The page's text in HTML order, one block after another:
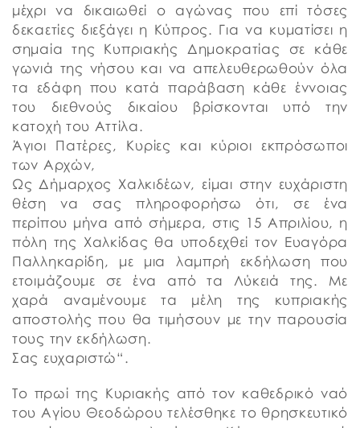
μέχρι να δικαιωθεί ο αγώνας που επί τόσες
δεκαετίες διεξάγει η Κύπρος. Για να κυματίσει η
σημαία της Κυπριακής Δημοκρατίας σε κάθε
γωνιά της νήσου και να απελευθερωθούν όλα
τα εδάφη που κατά παράβαση κάθε έννοιας
του διεθνούς δικαίου βρίσκονται υπό την
κατοχή του Αττίλα.
Άγιοι Πατέρες, Κυρίες και κύριοι εκπρόσωποι
των Αρχών,
Ως Δήμαρχος Χαλκιδέων, είμαι στην ευχάριστη
θέση να σας πληροφορήσω ότι, σε ένα
περίπου μήνα από σήμερα, στις 15 Απριλίου, η
πόλη της Χαλκίδας θα υποδεχθεί τον Ευαγόρα
Παλληκαρίδη, με μια λαμπρή εκδήλωση που
ετοιμάζουμε σε ένα από τα Λύκειά της. Με
χαρά αναμένουμε τα μέλη της κυπριακής
αποστολής που θα τιμήσουν με την παρουσία
τους την εκδήλωση.
Σας ευχαριστώ“.
Το πρωί της Κυριακής από τον καθεδρικό ναό
του Αγίου Θεοδώρου τελέσθηκε το θρησκευτικό